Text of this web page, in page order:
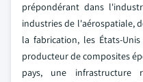
prépondérant dans
industries de l'aérospatiale,
la fabrication, les États-
producteur de composites
pays, une infrastructure